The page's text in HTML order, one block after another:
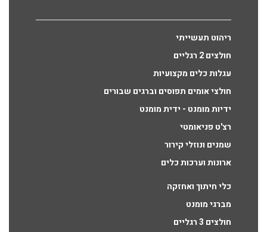
ריהוט תעשייתי
חולצים 2 רגליים
עגלות כלים מקצועיות
חולצי אומים תפוסים וברגים שבורים
ידיות מומנט - ידית מומנט
רצ'ט פניאומטי
שמנים ונוזלי קירור
ארונות וערכות כלים
כלי חיתוך ואחזקה
מברגי מומנט
חולצים 3 רגליים